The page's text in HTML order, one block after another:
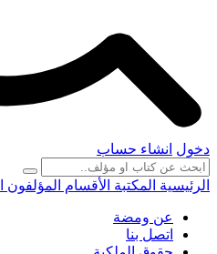
دخول انشاء حساب
الرئيسية المكتبة الأقسام المؤلفون
عن ومضة
اتصل بنا